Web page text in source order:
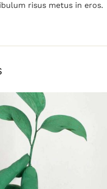
risus metus in eros.